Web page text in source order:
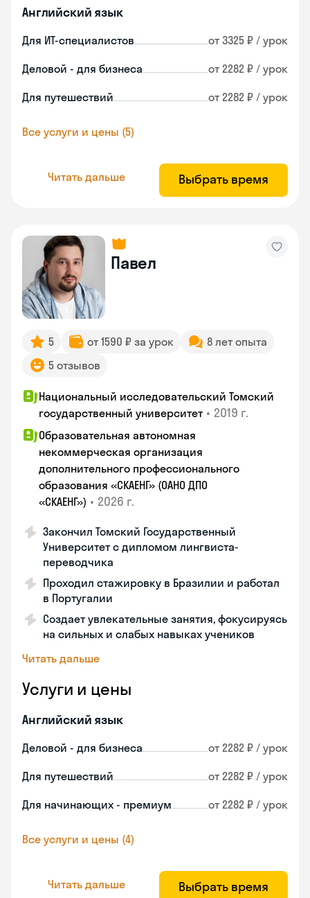
Английский язык
Для ИТ-специалистов от 3325 ₽ / урок
Деловой - для бизнеса от 2282 ₽ / урок
Для путешествий от 2282 ₽ / урок
Все услуги и цены (5)
Читать дальше Выбрать время
Павел
5 от 1590 ₽ за урок
8 лет опыта
5 отзывов
Национальный исследовательский Томский
государственный университет • 2019 г.
Образовательная автономная
некоммерческая организация
дополнительного профессионального
образования «СКАЕНГ» (ОАНО ДПО
«СКАЕНГ») • 2026 г.
Закончил Томский Государственный
Университет с дипломом лингвиста-
переводчика
Проходил стажировку в Бразилии и работал
в Португалии
Создает увлекательные занятия, фокусируясь
на сильных и слабых навыках учеников
Читать дальше
Услуги и цены
Английский язык
Деловой - для бизнеса от 2282 ₽ / урок
Для путешествий от 2282 ₽ / урок
Для начинающих - премиум от 2282 ₽ / урок
Все услуги и цены (4)
Читать дальше Выбрать время